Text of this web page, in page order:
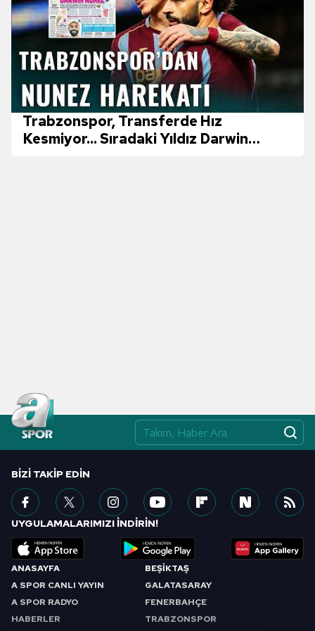
sınırlı olarak açık rızanız dahilinde kullanılacaktır.
Çerezlere ilişkin tercihlerinizi aşağıda yer alan panel
vasıtasıyla belirleyebilirsiniz. Çerezlere ilişkin detaylı bilgi
için Ayarlar butonuna tıklayabilir,Çerez Bilgilendirme
Metnimizi
ziyaret edebilirsiniz.
6698 sayılı Kişisel Verilerin Korunması Kanunu uyarınca
hazırlanmış Aydınlatma Metnimizi okumak ve sitemizde
Trabzonspor, Transferde Hız
Kesmiyor... Sıradaki Yıldız Darwin
ANASAYFA
A SPOR CANLI YAYIN
A SPOR RADYO
HABERLER
BEŞİKTAŞ
GALATASARAY
FENERBAHÇE
TRABZONSPOR
BIZI TAKIP EDIN
UYGULAMALARIMIZI İNDİRİN!